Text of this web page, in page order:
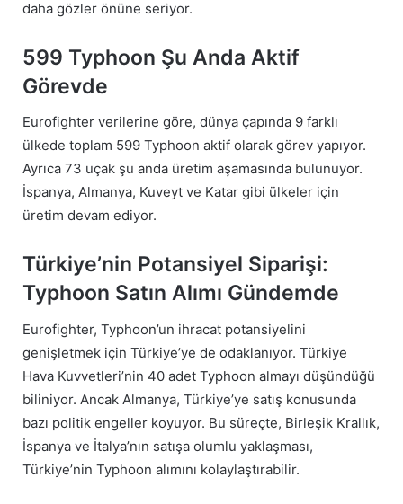
daha gözler önüne seriyor.
599 Typhoon Şu Anda Aktif
Görevde
Eurofighter verilerine göre, dünya çapında 9 farklı
ülkede toplam 599 Typhoon aktif olarak görev yapıyor.
Ayrıca 73 uçak şu anda üretim aşamasında bulunuyor.
İspanya, Almanya, Kuveyt ve Katar gibi ülkeler için
üretim devam ediyor.
Türkiye’nin Potansiyel Siparişi:
Typhoon Satın Alımı Gündemde
Eurofighter, Typhoon’un ihracat potansiyelini
genişletmek için Türkiye’ye de odaklanıyor. Türkiye
Hava Kuvvetleri’nin 40 adet Typhoon almayı düşündüğü
biliniyor. Ancak Almanya, Türkiye’ye satış konusunda
bazı politik engeller koyuyor. Bu süreçte, Birleşik Krallık,
İspanya ve İtalya’nın satışa olumlu yaklaşması,
Türkiye’nin Typhoon alımını kolaylaştırabilir.